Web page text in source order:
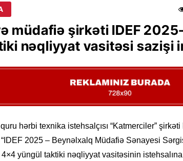
müdafiə şirkəti IDEF
nəqliyyat vasitəsi sazişi
hərbi texnika istehsalçısı “Katmerciler”
2025 – Beynəlxalq Müdafiə Sənayesi
4×4 yüngül taktiki nəqliyyat vasitəsinin